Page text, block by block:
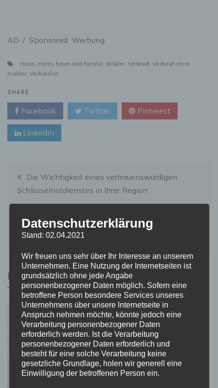
AD / Sponsored Werbung
Haus, Heim, heim und familie, Makler, Verkauf, Verkauf ohne
makler, Verkaufen
SHARE
Facebook Twitter Pinterest
Linkedin
Beitragsnavigation
Die Wichtigkeit eines vertrauenswürdigen
Schlüsselnotdienstes in Ihrer Region
Innovation auf kleinem Raum: Der Smart#3 setzt
RELATED POSTS
Datenschutzerklärung
Stand: 02.04.2021
Wir freuen uns sehr über Ihr Interesse an unserem
Unternehmen. Eine Nutzung der Internetseiten ist
grundsätzlich ohne jede Angabe
personenbezogener Daten möglich. Sofern eine
betroffene Person besondere Services unseres
Unternehmens über unsere Internetseite in
Anspruch nehmen möchte, könnte jedoch eine
Verarbeitung personenbezogener Daten
erforderlich werden. Ist die Verarbeitung
personenbezogener Daten erforderlich und
besteht für eine solche Verarbeitung keine
gesetzliche Grundlage, holen wir generell eine
Einwilligung der betroffenen Person ein.